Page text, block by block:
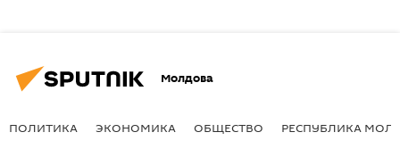
Молдова
ПОЛИТИКА ЭКОНОМИКА ОБЩЕСТВО РЕСПУБЛИКА